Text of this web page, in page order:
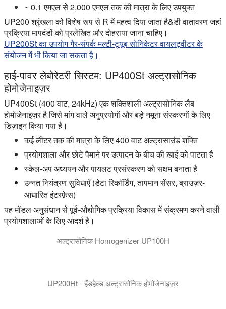
~ 0.1 एमएल से 2,000 एमएल तक की मात्रा के लिए उपयुक्त
UP200 श्रृंखला को विशेष रूप से R में महत्व दिया जाता है&डी वातावरण जहां
प्रक्रिया मापदंडों को प्रलेखित और दोहराया जाना चाहिए।
UP200St का उपयोग गैर-संपर्क मल्टी-ट्यूब सोनिकेटर वायलट्वीटर के
संयोजन में भी किया जा सकता है।
हाई-पावर लेबोरेटरी सिस्टम: UP400St अल्ट्रासोनिक
होमोजेनाइज़र
UP400St (400 वाट, 24kHz) एक शक्तिशाली अल्ट्रासोनिक लैब
होमोजेनाइज़र है जिसे मांग वाले अनुप्रयोगों और बड़े नमूना संस्करणों के लिए
डिज़ाइन किया गया है।
कई लीटर तक की मात्रा के लिए 400 वाट अल्ट्रासाउंड शक्ति
प्रयोगशाला और छोटे पैमाने पर उत्पादन के बीच की खाई को पाटता है
स्केल-अप अध्ययन और पायलट प्रसंस्करण को सक्षम बनाता है
उन्नत नियंत्रण सुविधाएँ (डेटा रिकॉर्डिंग, तापमान सेंसर, ब्राउज़र-
आधारित इंटरफ़ेस)
यह मॉडल अनुसंधान से पूर्व-औद्योगिक प्रक्रिया विकास में संक्रमण करने वाली
प्रयोगशालाओं के लिए आदर्श है।
अल्ट्रासोनिक Homogenizer UP100H
UP200Ht - हैंडहेल्ड अल्ट्रासोनिक होमोजेनाइज़र